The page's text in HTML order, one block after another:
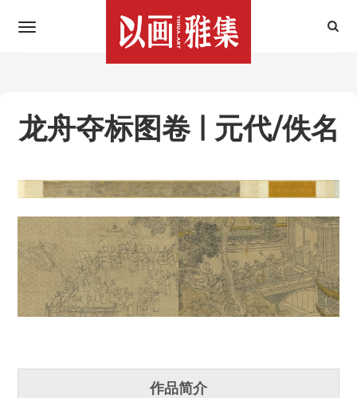
龙舟夺标图卷 | 元代/佚名
作品简介